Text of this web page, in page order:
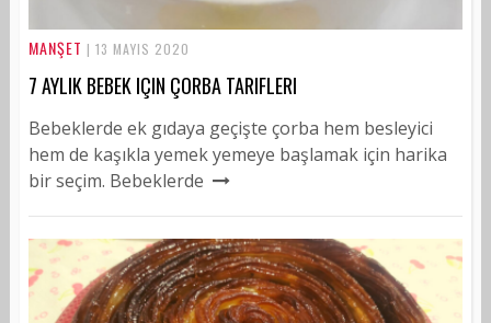
MANŞET | 13 MAYIS 2020
7 AYLIK BEBEK IÇIN ÇORBA TARIFLERI
Bebeklerde ek gıdaya geçişte çorba hem besleyici
hem de kaşıkla yemek yemeye başlamak için harika
bir seçim. Bebeklerde